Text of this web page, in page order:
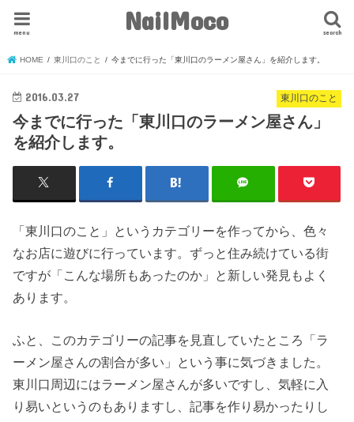
NailMoco search
menu
HOME 東川口のこと 今までに行った「東川口のラーメン屋さん」を紹介します。
東川口のこと
2016.03.27
今までに行った「東川口のラーメン屋さん」
を紹介します。
「東川口のこと」というカテゴリーを作ってから、色々
なお店に遊びに行っています。ずっと住み続けている街
ですが「こんな場所もあったのか」と新しい発見もよく
あります。
ふと、このカテゴリーの記事を見直していたところ「ラ
ーメン屋さんの割合が多い」という事に気づきました。
東川口周辺にはラーメン屋さんが多いですし、気軽に入
り易いというのもありますし、記事を作り易かったりし